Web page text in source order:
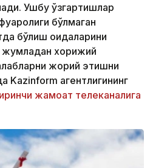
Ушбу ўзгартишлар
бўлмаган
бўлиш қоидаларини
жумладан хорижий
жорий этишни
Kazinform агентлигининг
жамоат телеканалига